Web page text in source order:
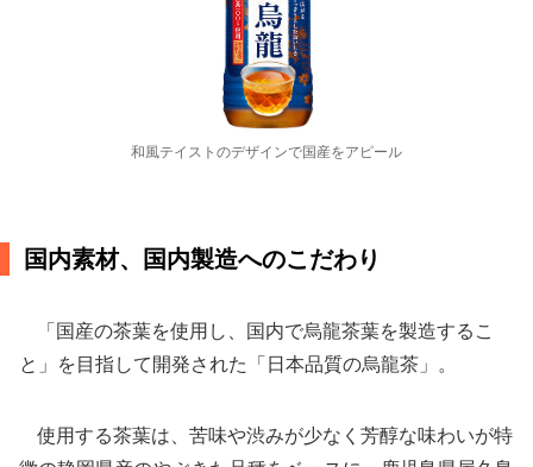
和風テイストのデザインで国産をアピール
国内素材、国内製造へのこだわり
「国産の茶葉を使用し、国内で烏龍茶葉を製造するこ
と」を目指して開発された「日本品質の烏龍茶」。
使用する茶葉は、苦味や渋みが少なく芳醇な味わいが特